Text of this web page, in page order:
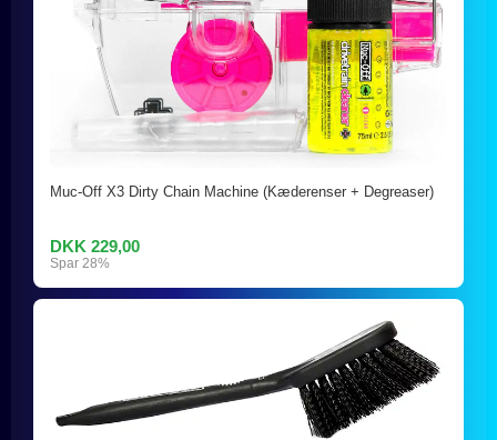
Muc-Off X3 Dirty Chain Machine (Kæderenser + Degreaser)
DKK 229,00
Spar 28%